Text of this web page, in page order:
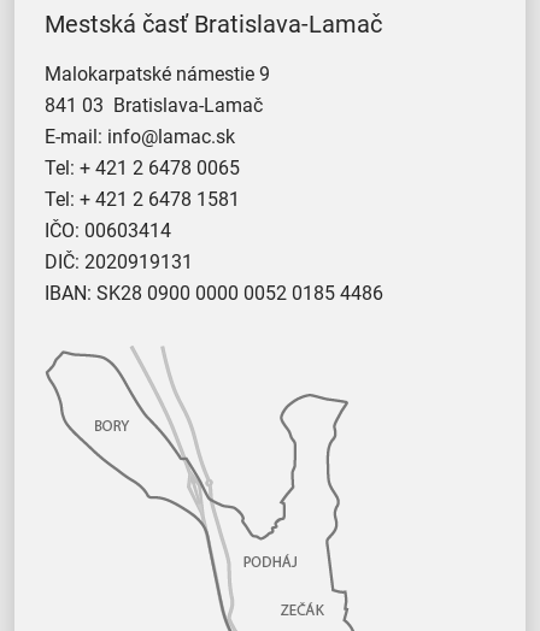
Mestská časť Bratislava-Lamač
Malokarpatské námestie 9
841 03 Bratislava-Lamač
E-mail: info@lamac.sk
Tel: + 421 2 6478 0065
Tel: + 421 2 6478 1581
IČO: 00603414
DIČ: 2020919131
IBAN: SK28 0900 0000 0052 0185 4486